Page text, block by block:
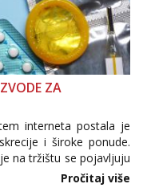
ZA
interneta postala je
i široke ponude.
na tržištu se pojavljuju
internetske
Pročitaj više